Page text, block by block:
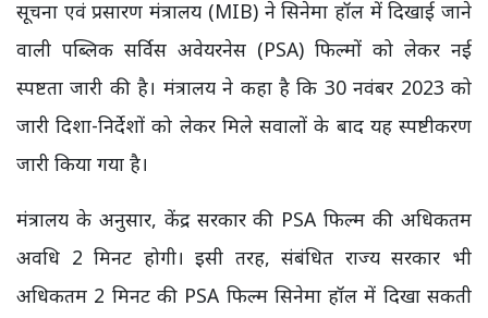
सूचना एवं प्रसारण मंत्रालय (MIB) ने सिनेमा हॉल में दिखाई जाने
वाली पब्लिक सर्विस अवेयरनेस (PSA) फिल्मों को लेकर नई
स्पष्टता जारी की है। मंत्रालय ने कहा है कि 30 नवंबर 2023 को
जारी दिशा-निर्देशों को लेकर मिले सवालों के बाद यह स्पष्टीकरण
जारी किया गया है।
मंत्रालय के अनुसार, केंद्र सरकार की PSA फिल्म की अधिकतम
अवधि 2 मिनट होगी। इसी तरह, संबंधित राज्य सरकार भी
अधिकतम 2 मिनट की PSA फिल्म सिनेमा हॉल में दिखा सकती